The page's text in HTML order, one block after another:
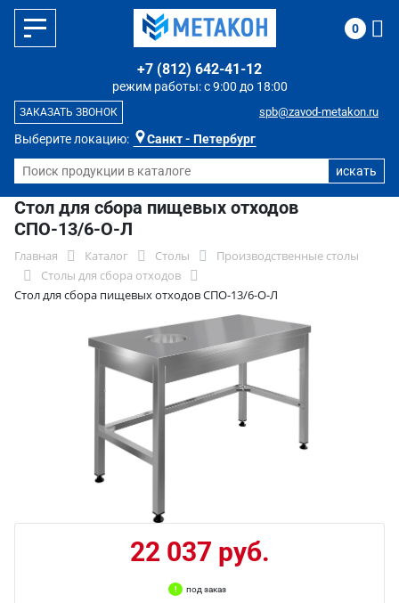
Выберите локацию: Санкт - Петербург
режим работы: с 9:00 до 18:00
+7 (812) 642-41-12
spb@zavod-metakon.ru
ЗАКАЗАТЬ ЗВОНОК
0
Стол для сбора пищевых отходов
СПО-13/6-О-Л
Главная Каталог Столы
Производственные столы
Столы для сбора отходов
Стол для сбора пищевых отходов СПО-13/6-О-Л
22 037 руб.
под заказ